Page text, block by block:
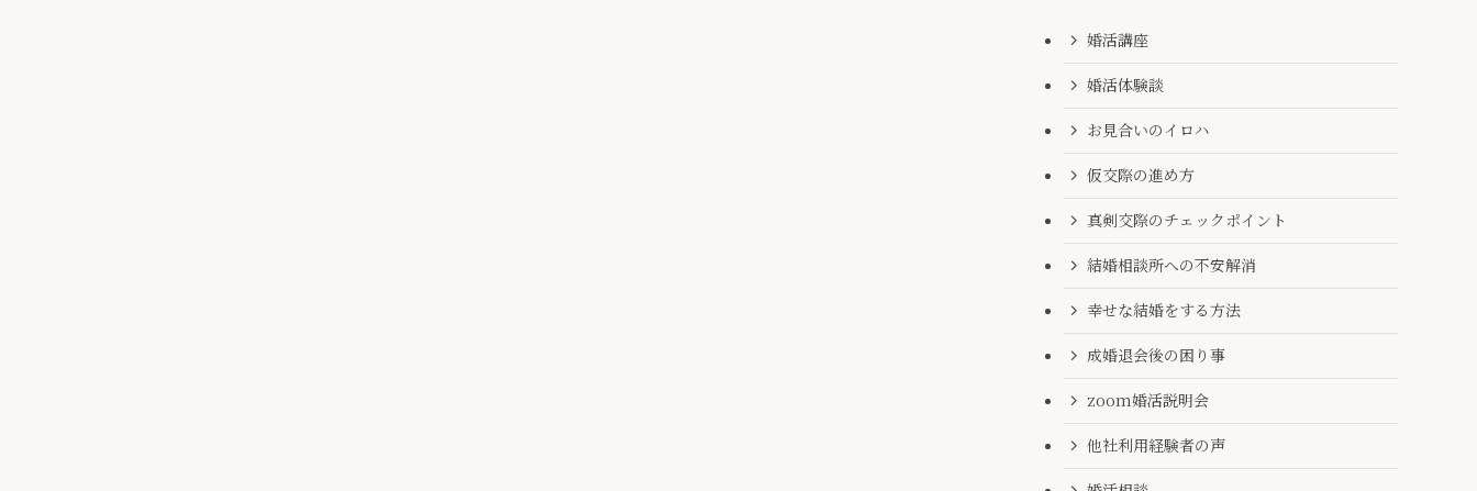
婚活講座
婚活体験談
お見合いのイロハ
仮交際の進め方
真剣交際のチェックポイント
結婚相談所への不安解消
幸せな結婚をする方法
成婚退会後の困り事
zoom婚活説明会
他社利用経験者の声